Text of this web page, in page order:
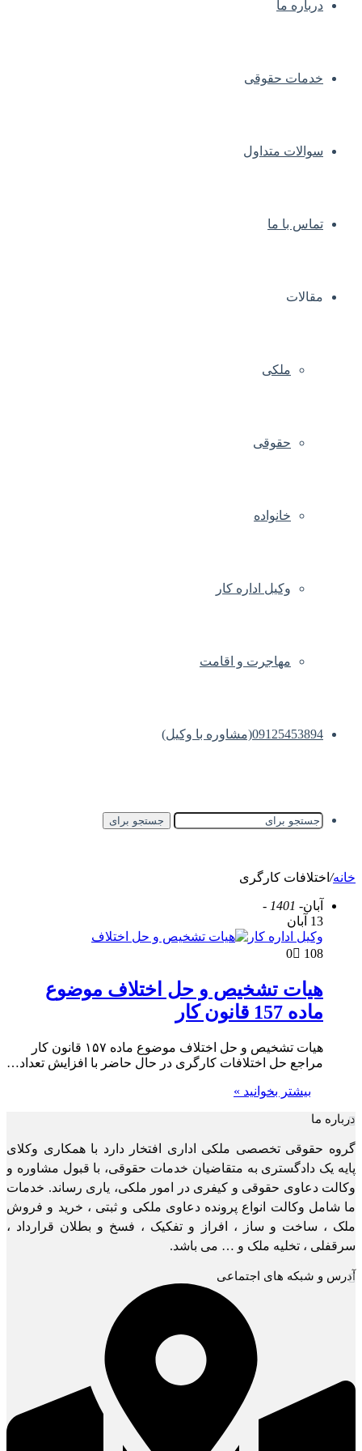
درباره ما
خدمات حقوقی
سوالات متداول
تماس با ما
مقالات
ملکی
حقوقی
خانواده
وکیل اداره کار
مهاجرت و اقامت
09125453894(مشاوره با وکیل)
جستجو برای
خانه/ اختلافات کارگری
آبان- 1401 -
13 آبان
وکیل اداره کار
0
108
هیات تشخیص و حل اختلاف موضوع
ماده 157 قانون کار
هیات تشخیص و حل اختلاف موضوع ماده ۱۵۷ قانون کار
مراجع حل اختلافات کارگری در حال حاضر با افزایش تعداد…
بیشتر بخوانید »
درباره ما
گروه حقوقی تخصصی ملکی اداری افتخار دارد با همکاری وکلای
پایه یک دادگستری به متقاضیان خدمات حقوقی، با قبول مشاوره و
وکالت دعاوی حقوقی و کیفری در امور ملکی، یاری رساند. خدمات
ما شامل وکالت انواع پرونده دعاوی ملکی و ثبتی ، خرید و فروش
ملک ، ساخت و ساز ، افراز و تفکیک ، فسخ و بطلان قرارداد ،
سرقفلی ، تخلیه ملک و … می باشد.
آدرس و شبکه های اجتماعی